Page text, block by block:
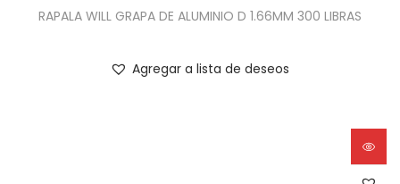
RAPALA WILL GRAPA DE ALUMINIO D 1.66MM 300 LIBRAS
Agregar a lista de deseos